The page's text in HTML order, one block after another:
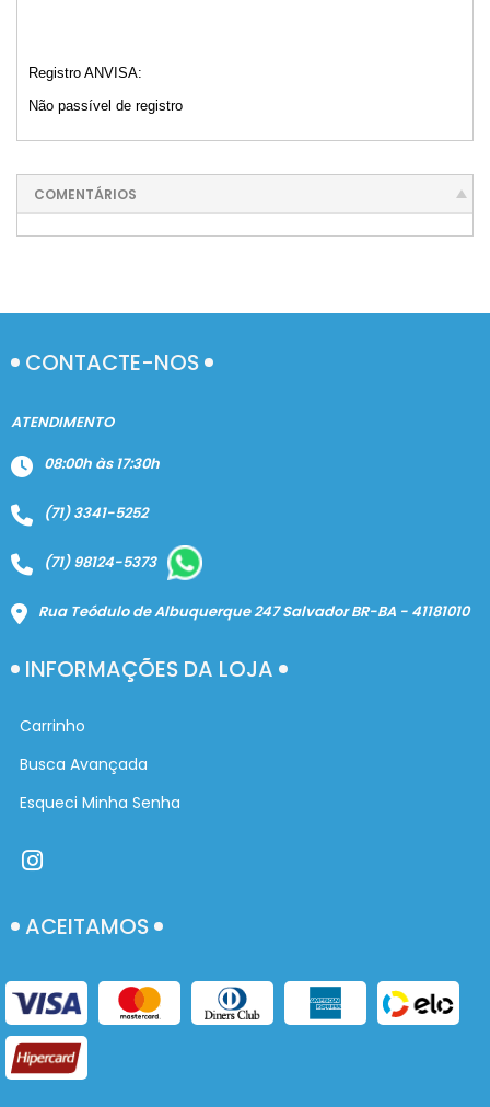
Registro ANVISA:
Não passível de registro
COMENTÁRIOS
CONTACTE-NOS
ATENDIMENTO
08:00h às 17:30h
(71) 3341-5252
(71) 98124-5373
Rua Teódulo de Albuquerque 247 Salvador BR-BA - 41181010
INFORMAÇÕES DA LOJA
Carrinho
Busca Avançada
Esqueci Minha Senha
ACEITAMOS